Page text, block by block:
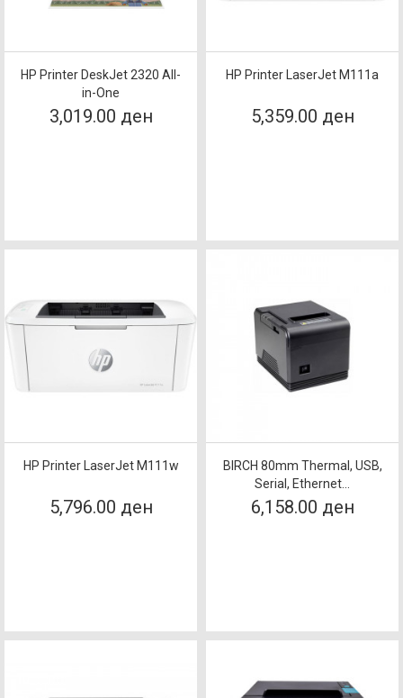
HP Printer DeskJet 2320 All-
in-One
3,019.00 ден
HP Printer LaserJet M111a
5,359.00 ден
HP Printer LaserJet M111w
5,796.00 ден
BIRCH 80mm Thermal, USB,
Serial, Ethernet...
6,158.00 ден